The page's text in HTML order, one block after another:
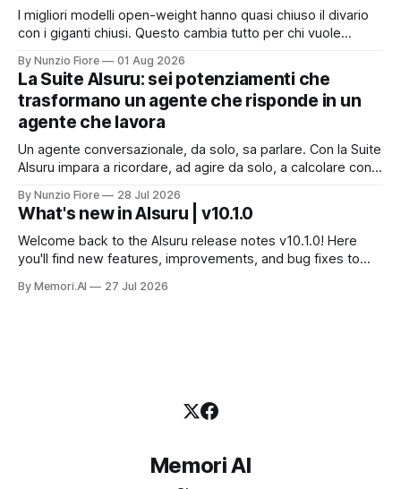
I migliori modelli open-weight hanno quasi chiuso il divario
con i giganti chiusi. Questo cambia tutto per chi vuole
perimetro: sanità, finanza, PA, manifattura, chiunque abbia
dati che non possono uscire. Ma la narrazione racconta i
benchmark e tace su
By Nunzio Fiore 01 Aug 2026
La Suite AIsuru: sei potenziamenti che
trasformano un agente che risponde in un
agente che lavora
Un agente conversazionale, da solo, sa parlare. Con la Suite
AIsuru impara a ricordare, ad agire da solo, a calcolare con
servizio e a costruire la propria applicazione conversando.
Questo articolo racconta tutti e sei i connettori originali della
Suite, con
By Nunzio Fiore 28 Jul 2026
What's new in AIsuru | v10.1.0
Welcome back to the AIsuru release notes v10.1.0! Here
you'll find new features, improvements, and bug fixes to
FEATURES AND IMPROVEMENTS! New MCP Filters Finding
By Memori.AI 27 Jul 2026
Memori AI